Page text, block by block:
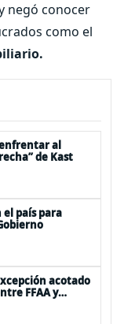
negó conocer
como el
al
de Kast
el país para
acotado
FFAA y